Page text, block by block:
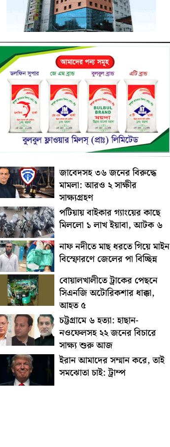
জাবেদসহ ৩৬ জনের বিরুদ্ধে
মামলা: আরও ২ সাক্ষীর
সাক্ষ্যগ্রহণ
পটিয়ায় বাইকার গ্যাংয়ের কাছে
মিললো ১ লাখ ইয়াবা, আটক ৬
নাফ নদীতে মাছ ধরতে গিয়ে মাইন
বিস্ফোরণে জেলের পা বিচ্ছিন্ন
বোয়ালখালীতে ট্রাকের পেছনে
সিএনজি অটোরিকশার ধাক্কা,
আহত ৫
চট্টগ্রামে ৬ হত্যা: হাছান-
নওফেলসহ ২২ জনের বিচারে
সাক্ষ্য শুরু আজ
ইরান আমাদের সম্মান করে, তাই
সমঝোতা চাই: ট্রাম্প